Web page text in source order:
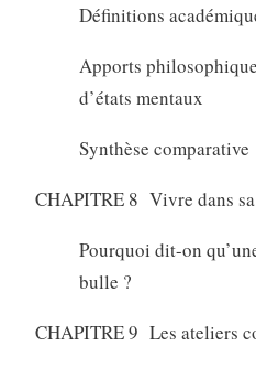
Définitions
Apports
d’états mentaux
Synthèse comparative
CHAPITRE 8 Vivre dans
Pourquoi dit-on
bulle ?
CHAPITRE 9 Les ateliers